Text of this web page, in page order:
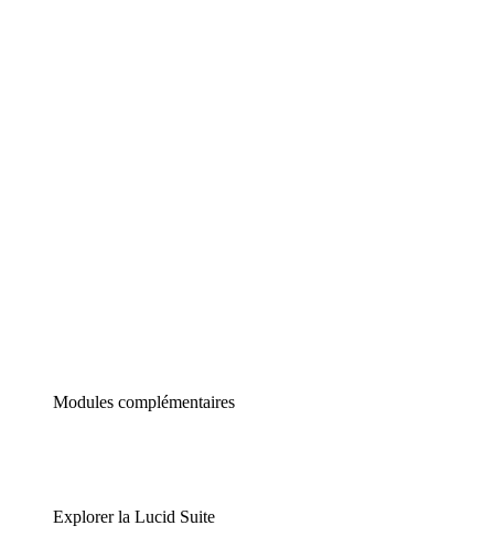
Modules complémentaires
Explorer la Lucid Suite